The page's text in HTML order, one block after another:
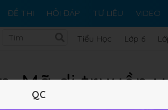
ĐỀ THI HỎI ĐÁP TƯ LIỆU VIDEO
Tiểu Học Lớp 6
Mã di
QC